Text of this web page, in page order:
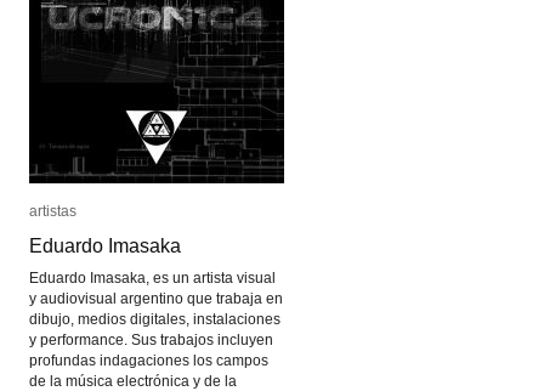
artistas
Eduardo Imasaka
Eduardo Imasaka, es un artista visual
y audiovisual argentino que trabaja en
dibujo, medios digitales, instalaciones
y performance. Sus trabajos incluyen
profundas indagaciones los campos
de la música electrónica y de la
artistas
Eduardo Imasaka